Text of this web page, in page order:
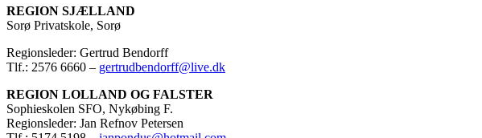
REGION SJÆLLAND
Sorø Privatskole, Sorø
Regionsleder: Gertrud Bendorff
Tlf.: 2576 6660 – gertrudbendorff@live.dk
REGION LOLLAND OG FALSTER
Sophieskolen SFO, Nykøbing F.
Regionsleder: Jan Refnov Petersen